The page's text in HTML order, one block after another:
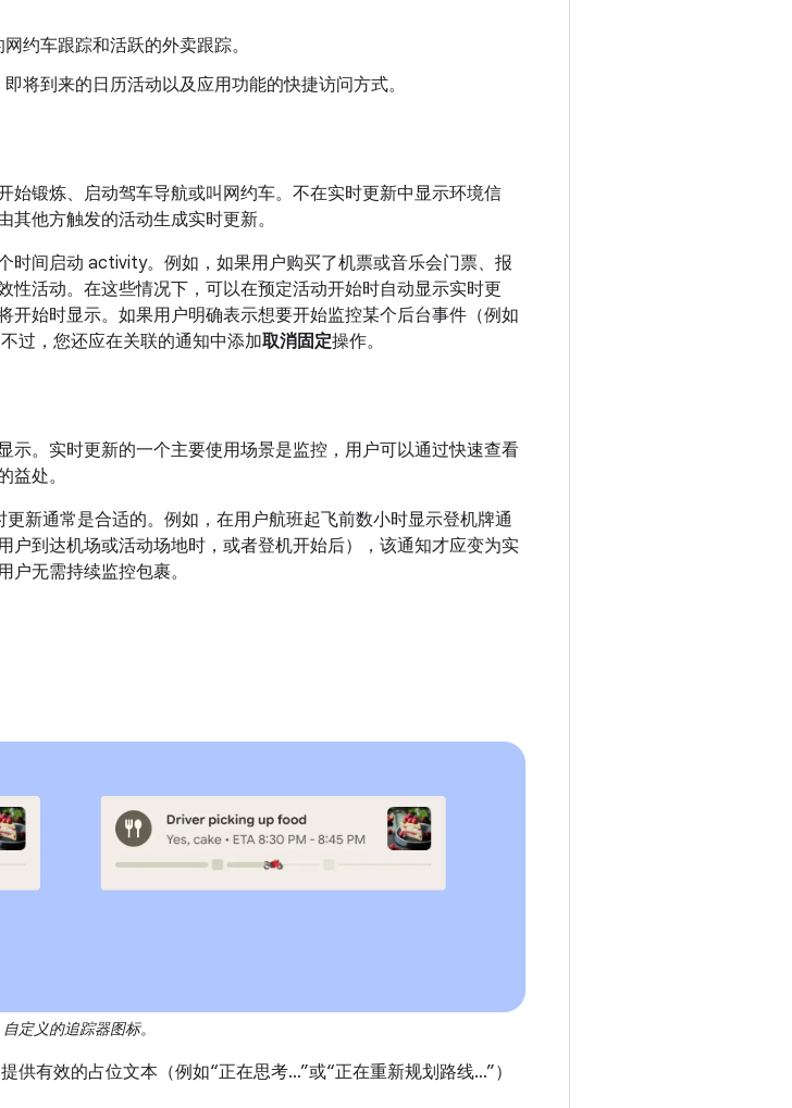
约车跟踪和活跃的外卖跟踪。
将到来的日历活动以及应用功能的快捷访问方式。
始锻炼、启动驾车导航或叫网约车。不在实时更新中显示环境信
他方触发的活动生成实时更新。
时间启动 activity。例如，如果用户购买了机票或音乐会门票、报
活动。在这些情况下，可以在预定活动开始时自动显示实时更
开始时显示。如果用户明确表示想要开始监控某个后台事件（例如
过，您还应在关联的通知中添加取消固定操作。
示。实时更新的一个主要使用场景是监控，用户可以通过快速查看
益处。
新通常是合适的。例如，在用户航班起飞前数小时显示登机牌通
户到达机场或活动场地时，或者登机开始后），该通知才应变为实
无需持续监控包裹。
自定义的追踪器图标。
供有效的占位文本（例如“正在思考…”或“正在重新规划路线…”）